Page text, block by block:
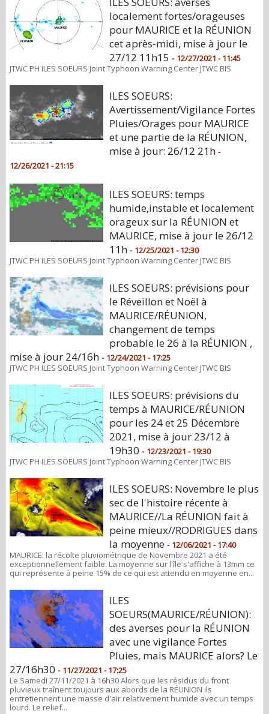
localement fortes/orageuses
pour MAURICE et la RÉUNION
cet après-midi, mise à jour le
27/12 11h15 - 12/27/2021 - 11:45
JTWC PH ILES SOEURS Joint Typhoon Warning Center JTWC BIS
ILES SOEURS:
Avertissement/Vigilance Fortes
Pluies/Orages pour MAURICE
et une partie de la RÉUNION,
mise à jour: 26/12 21h -
12/26/2021 - 21:15
ILES SOEURS: temps
humide,instable et localement
orageux sur la RÉUNION et
MAURICE, mise à jour le 26/12
11h - 12/25/2021 - 12:30
JTWC PH ILES SOEURS Joint Typhoon Warning Center JTWC BIS
ILES SOEURS: prévisions pour
le Réveillon et Noël à
MAURICE/RÉUNION,
changement de temps
probable le 26 à la RÉUNION ,
mise à jour 24/16h - 12/24/2021 - 17:25
JTWC PH ILES SOEURS Joint Typhoon Warning Center JTWC BIS
ILES SOEURS: prévisions du
temps à MAURICE/RÉUNION
pour les 24 et 25 Décembre
2021, mise à jour 23/12 à
19h30 - 12/23/2021 - 19:30
JTWC PH ILES SOEURS Joint Typhoon Warning Center JTWC BIS
ILES SOEURS: Novembre le plus
sec de l'histoire récente à
MAURICE//La RÉUNION fait à
peine mieux//RODRIGUES dans
la moyenne- 12/06/2021 - 17:40
MAURICE: la récolte pluviométrique de Novembre 2021 a été
exceptionnellement faible. La moyenne sur l'île s'affiche à 13mm ce
qui représente à peine 15% de ce qui est attendu en moyenne en...
ILES
SOEURS(MAURICE/RÉUNION):
des averses pour la RÉUNION
avec une vigilance Fortes
Pluies, mais MAURICE alors? Le
27/16h30 - 11/27/2021 - 17:25
Le Samedi 27/11/2021 à 16h30 Alors que les résidus du front
pluvieux traînent toujours aux abords de la RÉUNION ils
entretiennent une masse d'air relativement humide avec un temps
lourd. Le relief...